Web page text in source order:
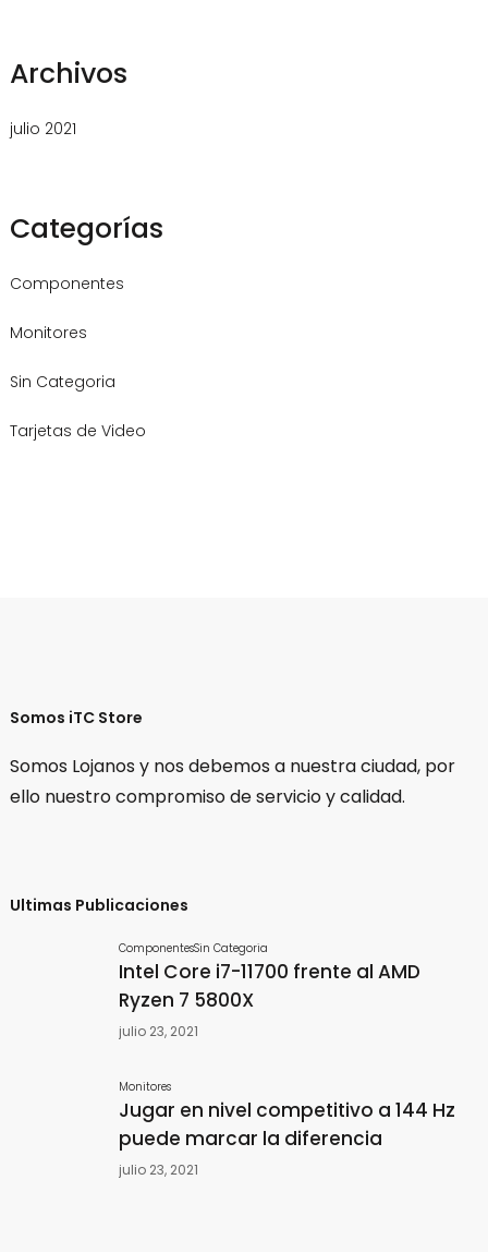
Archivos
julio 2021
Categorías
Componentes
Monitores
Sin Categoria
Tarjetas de Video
Somos iTC Store
Somos Lojanos y nos debemos a nuestra ciudad, por
ello nuestro compromiso de servicio y calidad.
Ultimas Publicaciones
ComponentesSin Categoria
Intel Core i7-11700 frente al AMD
Ryzen 7 5800X
julio 23, 2021
Monitores
Jugar en nivel competitivo a 144 Hz
puede marcar la diferencia
julio 23, 2021